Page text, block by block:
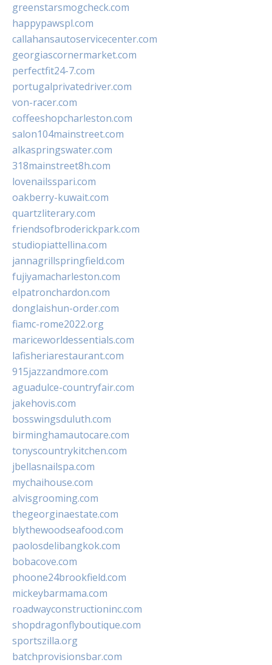
greenstarsmogcheck.com
happypawspl.com
callahansautoservicecenter.com
georgiascornermarket.com
perfectfit24-7.com
portugalprivatedriver.com
von-racer.com
coffeeshopcharleston.com
salon104mainstreet.com
alkaspringswater.com
318mainstreet8h.com
lovenailsspari.com
oakberry-kuwait.com
quartzliterary.com
friendsofbroderickpark.com
studiopiattellina.com
jannagrillspringfield.com
fujiyamacharleston.com
elpatronchardon.com
donglaishun-order.com
fiamc-rome2022.org
mariceworldessentials.com
lafisheriarestaurant.com
915jazzandmore.com
aguadulce-countryfair.com
jakehovis.com
bosswingsduluth.com
birminghamautocare.com
tonyscountrykitchen.com
jbellasnailspa.com
mychaihouse.com
alvisgrooming.com
thegeorginaestate.com
blythewoodseafood.com
paolosdelibangkok.com
bobacove.com
phoone24brookfield.com
mickeybarmama.com
roadwayconstructioninc.com
shopdragonflyboutique.com
sportszilla.org
batchprovisionsbar.com